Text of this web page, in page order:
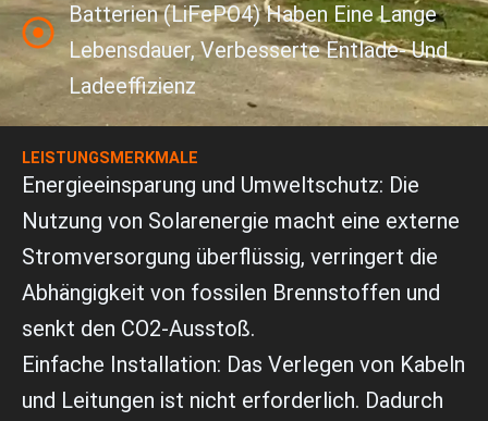
Batterien (LiFePO4) Haben Eine Lange
Lebensdauer, Verbesserte Entlade- Und
Ladeeffizienz
LEISTUNGSMERKMALE
Energieeinsparung und Umweltschutz: Die
Nutzung von Solarenergie macht eine externe
Stromversorgung überflüssig, verringert die
Abhängigkeit von fossilen Brennstoffen und
senkt den CO2-Ausstoß.
Einfache Installation: Das Verlegen von Kabeln
und Leitungen ist nicht erforderlich. Dadurch